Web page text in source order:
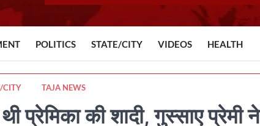
POLITICS STATE/CITY VIDEOS HEALTH
CITY TAJA NEWS
की शादी, गुस्साए प्रेमी ने